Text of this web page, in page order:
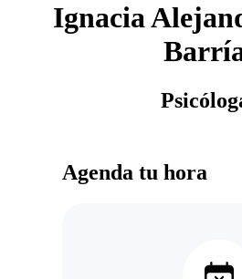
Ignacia
Agenda tu hora